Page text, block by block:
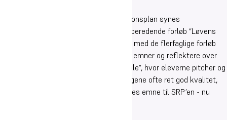
Hvad angår sammenhæng og progressionsplan synes
tilbagemeldingerne fra bl.a. det SRP-forberedende forløb “Løvens
hule” at indikere, at progressionsplanen med de flerfaglige forløb
klæder eleverne godt på til at udtænke emner og reflektere over
muligheder og udfordringer. I “Løvens hule”, hvor eleverne pitcher og
forfiner deres idéer til emner, har forslagene ofte ret god kvalitet,
og mange vælger at fortsætte med deres emne til SRP’en - nu